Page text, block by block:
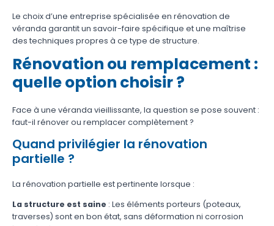
Le choix d’une entreprise spécialisée en rénovation de
véranda garantit un savoir-faire spécifique et une maîtrise
des techniques propres à ce type de structure.
Rénovation ou remplacement :
quelle option choisir ?
Face à une véranda vieillissante, la question se pose souvent :
faut-il rénover ou remplacer complètement ?
Quand privilégier la rénovation
partielle ?
La rénovation partielle est pertinente lorsque :
La structure est saine : Les éléments porteurs (poteaux,
traverses) sont en bon état, sans déformation ni corrosion